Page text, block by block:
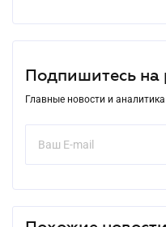
Подпишитесь на
Главные новости и